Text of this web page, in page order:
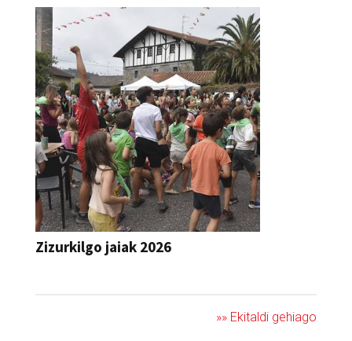
Zizurkilgo jaiak 2026
»» Ekitaldi gehiago